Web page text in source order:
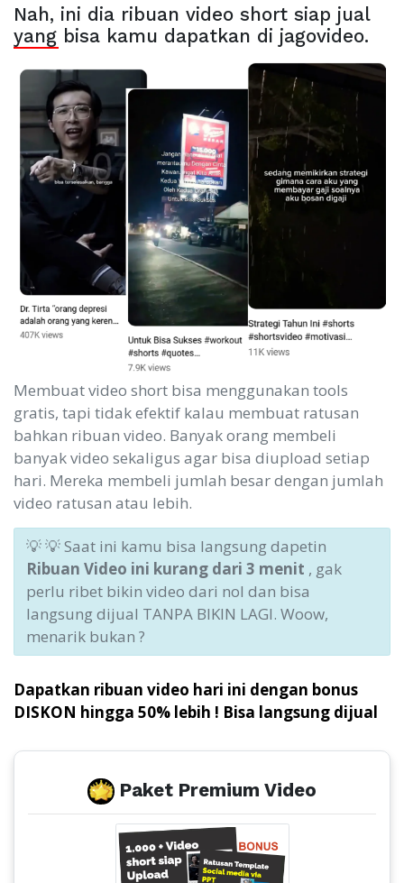
Nah, ini dia ribuan video short siap jual
yang bisa kamu dapatkan di jagovideo.
Membuat video short bisa menggunakan tools
gratis, tapi tidak efektif kalau membuat ratusan
bahkan ribuan video. Banyak orang membeli
banyak video sekaligus agar bisa diupload setiap
hari. Mereka membeli jumlah besar dengan jumlah
video ratusan atau lebih.
💡 💡 Saat ini kamu bisa langsung dapetin
Ribuan Video ini kurang dari 3 menit , gak
perlu ribet bikin video dari nol dan bisa
langsung dijual TANPA BIKIN LAGI. Woow,
menarik bukan ?
Dapatkan ribuan video hari ini dengan bonus
DISKON hingga 50% lebih ! Bisa langsung dijual
Paket Premium Video